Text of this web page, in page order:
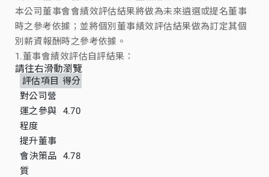
本公司董事會會績效評估結果將做為未來遴選或提名董事
時之參考依據；並將個別董事績效評估結果做為訂定其個
別薪資報酬時之參考依據。
1.董事會績效評估自評結果：
請往右滑動瀏覽
評估項目 得分
對公司營
運之參與
程度
4.70
提升董事
會決策品
質
4.78